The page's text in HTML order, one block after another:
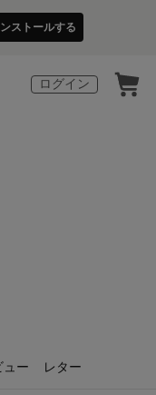
ストールする
ログイン
ュー レター